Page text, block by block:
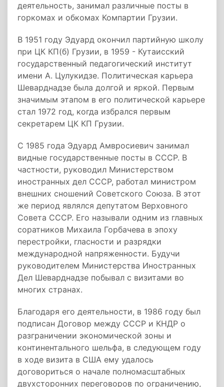
деятельность, занимал различные посты в
горкомах и обкомах Компартии Грузии.
В 1951 году Эдуард окончил партийную школу
при ЦК КП(б) Грузии, в 1959 - Кутаисский
государственный педагогический институт
имени А. Цулукидзе. Политическая карьера
Шеварднадзе была долгой и яркой. Первым
значимым этапом в его политической карьере
стал 1972 год, когда избрался первым
секретарем ЦК КП Грузии.
С 1985 года Эдуард Амвросиевич занимал
видные государственные посты в СССР. В
частности, руководил Министерством
иностранных дел СССР, работал министром
внешних сношений Советского Союза. В этот
же период являлся депутатом Верховного
Совета СССР. Его называли одним из главных
соратников Михаила Горбачева в эпоху
перестройки, гласности и разрядки
международной напряженности. Будучи
руководителем Министерства Иностранных
Дел Шеварднадзе побывал с визитами во
многих странах.
Благодаря его деятельности, в 1986 году был
подписан Договор между СССР и КНДР о
разграничении экономической зоны и
континентального шельфа, в следующем году
в ходе визита в США ему удалось
договориться о начале полномасштабных
двухсторонних переговоров по ограничению,